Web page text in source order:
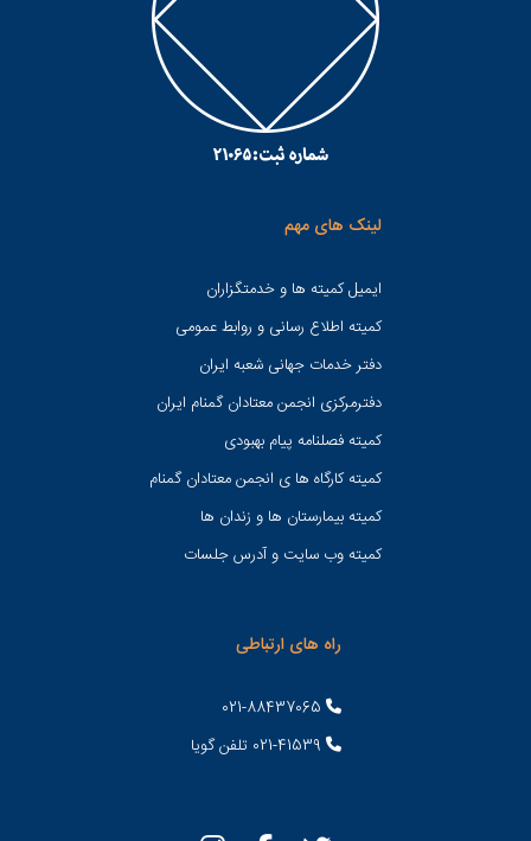
لینک های مهم
ایمیل کمیته ها و خدمتگزاران
کميته اطلاع رسانی و روابط عمومی
دفتر خدمات جهانی شعبه ايران
دفترمرکزی انجمن معتادان گمنام ایران
کمیته فصلنامه پیام بهبودی
کمیته کارگاه ها ی انجمن معتادان گمنام
کمیته بیمارستان ها و زندان ها
کمیته وب سایت و آدرس جلسات
راه های ارتباطی